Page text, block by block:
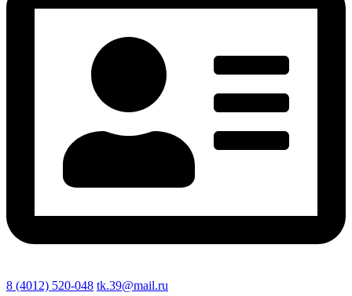
8 (4012) 520-048 tk.39@mail.ru